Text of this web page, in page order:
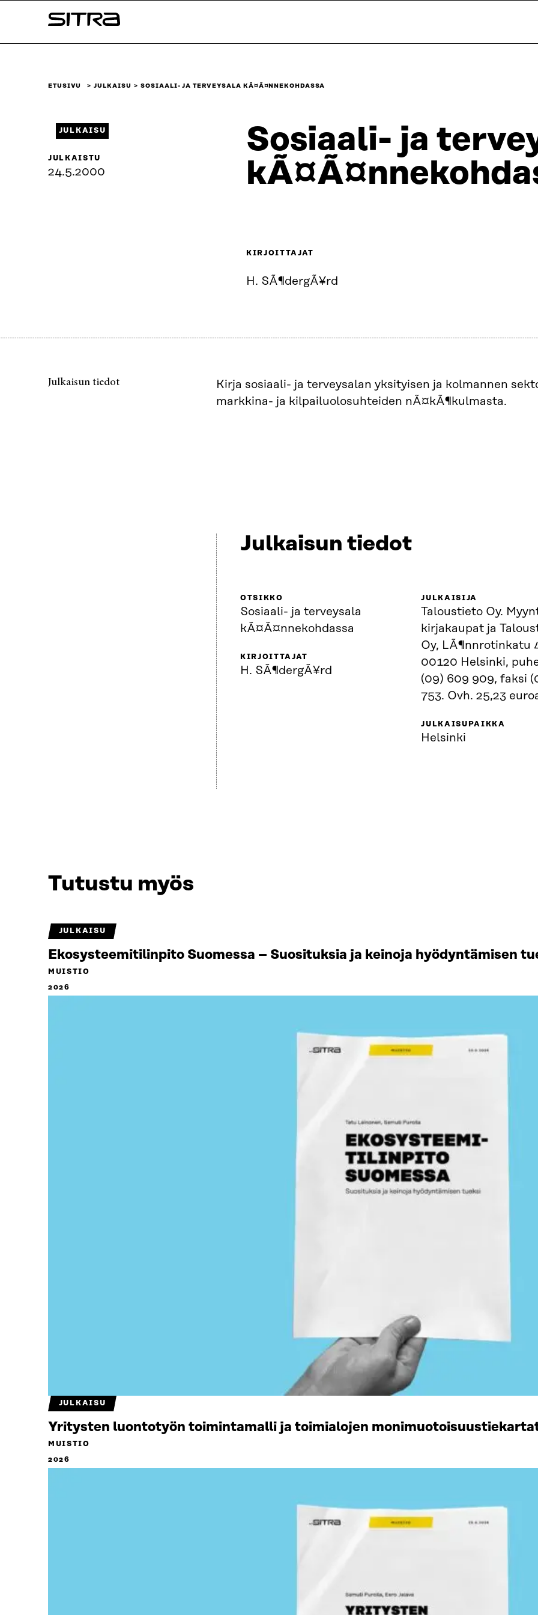
sisältöön
Sitra
ETUSIVU JULKAISU SOSIAALI- JA TERVEYSALA KÃ¤Ã¤NNEKOHDASSA
Sosiaali- ja
JULKAISU
JULKAISTU
24.5.2000
KIRJOITTAJAT
H. SÃ¶dergÃ¥rd
Julkaisun tiedot
Kirja sosiaali- ja terveysalan yksityisen ja kolmannen
markkina- ja kilpailuolosuhteiden nÃ¤kÃ¶kulmasta.
Julkaisun tiedot
OTSIKKO
Sosiaali- ja terveysala
kÃ¤Ã¤nnekohdassa
KIRJOITTAJAT
H. SÃ¶dergÃ¥rd
JULKAISIJA
Taloustieto Oy.
kirjakaupat ja
Oy, LÃ¶nnrotinkatu
00120 Helsinki,
(09) 609 909, faksi
753. Ovh. 25,23
JULKAISUPAIKKA
Helsinki
Tutustu myös
JULKAISU
Ekosysteemitilinpito Suomessa – Suosituksia ja keinoja hyödyntämisen
MUISTIO
2026
JULKAISU
Yritysten luontotyön toimintamalli ja toimialojen
MUISTIO
2026